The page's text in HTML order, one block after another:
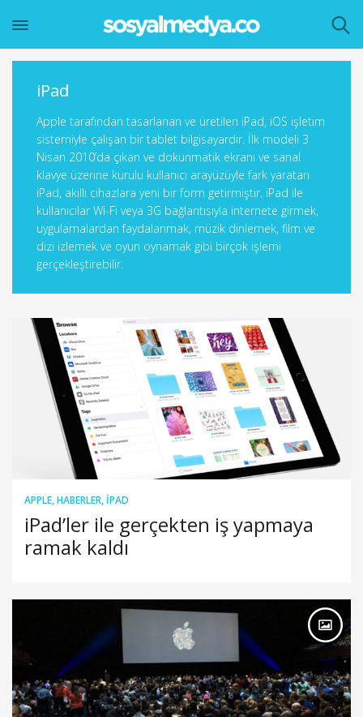
iPad
Apple tarafından tasarlanan ve üretilen iPad, iOS işletim
sistemiyle çalışan bir tablet bilgisayardır. İlk modeli 3
Nisan 2010’da çıkan ve dokunmatik ekranı ve sanal
klavye üzerine kurulu kullanıcı arayüzüyle fark yaratan
iPad, akıllı cihazlara yeni bir form getirmiştir. iPad ile
kullanıcılar Wi-Fi veya 3G bağlantısıyla internete girmek,
uygulamalardan faydalanmak, müzik dinlemek, film ve
dizi izlemek ve oyun oynamak gibi birçok işlemi
gerçekleştirebilir.
APPLE,HABERLER, IPAD
iPad’ler ile gerçekten iş yapmaya
ramak kaldı